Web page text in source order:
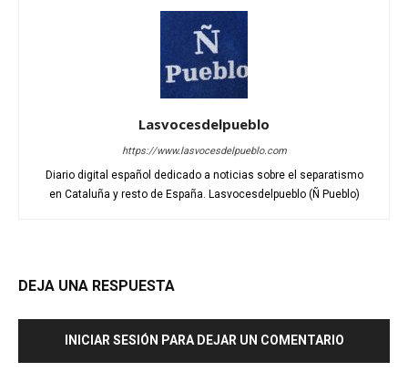
Lasvocesdelpueblo
https://www.lasvocesdelpueblo.com
Diario digital español dedicado a noticias sobre el separatismo
en Cataluña y resto de España. Lasvocesdelpueblo (Ñ Pueblo)
DEJA UNA RESPUESTA
INICIAR SESIÓN PARA DEJAR UN COMENTARIO